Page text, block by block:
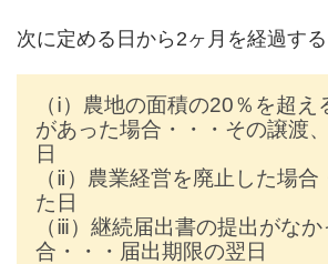
次に定める日から2ヶ月を経過す
（ⅰ）農地の面積の20％を超え
があった場合・・・その譲渡
日
（ⅱ）農業経営を廃止した場合
た日
（ⅲ）継続届出書の提出がな
合・・・届出期限の翌日